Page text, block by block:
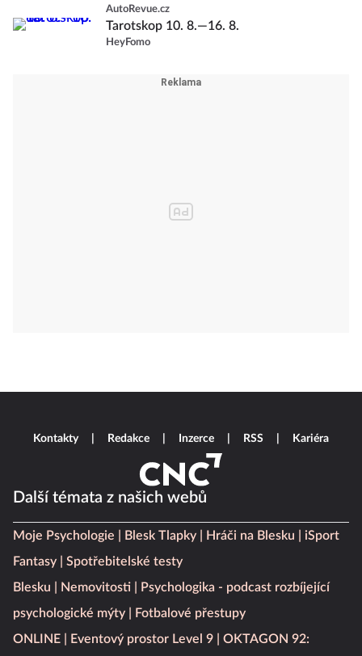
AutoRevue.cz
Tarotskop 10. 8.—16. 8.
HeyFomo
Další témata z našich webů
Moje Psychologie Blesk Tlapky Hráči na Blesku
iSport
Fantasy
Spotřebitelské testy
Blesku
Nemovitosti
Psychologika - podcast rozbíjející
psychologické mýty
Fotbalové přestupy
ONLINE
Eventový prostor Level 9
OKTAGON 92:
Kontakty Redakce Inzerce RSS Kariéra